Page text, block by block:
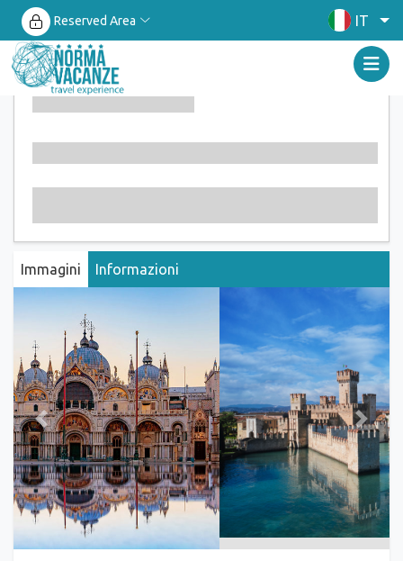
Reserved Area IT
Immagini Informazioni
Previous Next